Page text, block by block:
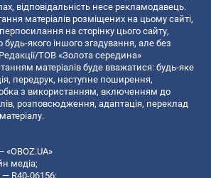
відповідальність несе рекламодавець.
матеріалів розміщених на цьому сайті,
на сторінку цього сайту,
будь-якого іншого згадування, але без
ТОВ «Золота середина»
матеріалів буде вважатися: будь-яке
передрук, наступне поширення,
з використанням, включенням до
розповсюдження, адаптація, переклад
медіа;
— R40-06156;